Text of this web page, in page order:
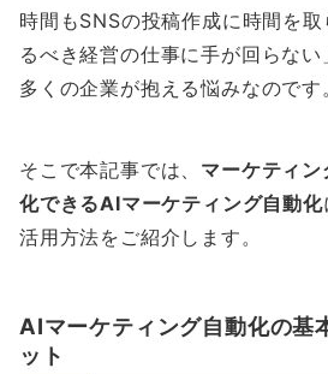
時間もSNSの投稿作成に時間を
るべき経営の仕事に手が回らな
多くの企業が抱える悩みなのです
そこで本記事では、 マーケティ
化できるAIマーケティング自動化
活用方法をご紹介します。
AIマーケティング自動化の基
ット